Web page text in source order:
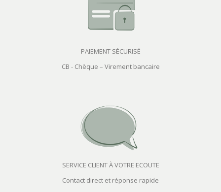
PAIEMENT SÉCURISÉ
CB - Chèque – Virement bancaire
SERVICE CLIENT À VOTRE ECOUTE
Contact direct et réponse rapide